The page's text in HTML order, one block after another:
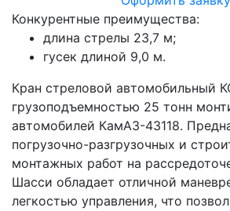
Конкурентные преимущества:
длина стрелы 23,7 м;
гусек длиной 9,0 м.
Кран стреловой автомобильный
грузоподъемностью 25 тонн
автомобилей КамАЗ-43118.
погрузочно-разгрузочных и
монтажных работ на
Шасси обладает отличной
легкостью управления, что